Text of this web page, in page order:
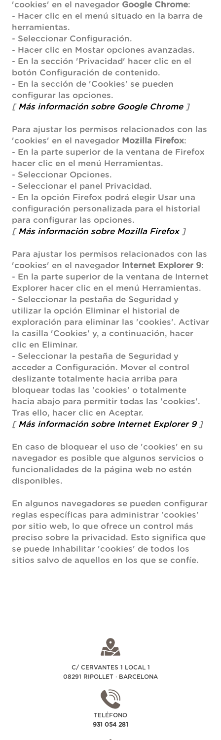
'cookies' en el navegador Google Chrome:
- Hacer clic en el menú situado en la barra de
herramientas.
- Seleccionar Configuración.
- Hacer clic en Mostar opciones avanzadas.
- En la sección 'Privacidad' hacer clic en el
botón Configuración de contenido.
- En la sección de 'Cookies' se pueden
configurar las opciones.
[ Más información sobre Google Chrome]
Para ajustar los permisos relacionados con las
'cookies' en el navegador Mozilla Firefox:
- En la parte superior de la ventana de Firefox
hacer clic en el menú Herramientas.
- Seleccionar Opciones.
- Seleccionar el panel Privacidad.
- En la opción Firefox podrá elegir Usar una
configuración personalizada para el historial
para configurar las opciones.
[ Más información sobre Mozilla Firefox]
Para ajustar los permisos relacionados con las
'cookies' en el navegador
Internet Explorer 9:
- En la parte superior de la ventana de Internet
Explorer hacer clic en el menú Herramientas.
- Seleccionar la pestaña de Seguridad y
utilizar la opción Eliminar el historial de
exploración para eliminar las 'cookies'. Activar
la casilla 'Cookies' y, a continuación, hacer
clic en Eliminar.
- Seleccionar la pestaña de Seguridad y
acceder a Configuración. Mover el control
deslizante totalmente hacia arriba para
bloquear todas las 'cookies' o totalmente
hacia abajo para permitir todas las 'cookies'.
Tras ello, hacer clic en Aceptar.
[ Más información sobre Internet Explorer 9]
En caso de bloquear el uso de 'cookies' en su
navegador es posible que algunos servicios o
funcionalidades de la página web no estén
disponibles.
En algunos navegadores se pueden configurar
reglas específicas para administrar 'cookies'
por sitio web, lo que ofrece un control más
preciso sobre la privacidad. Esto significa que
se puede inhabilitar 'cookies' de todos los
sitios salvo de aquellos en los que se confíe.
C/ CERVANTES 1 LOCAL 1
08291 RIPOLLET · BARCELONA
TELÉFONO
931 054 281